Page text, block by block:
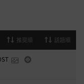
推奨順 話題順